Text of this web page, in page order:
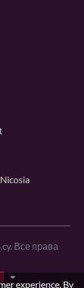
Все права
experience. By